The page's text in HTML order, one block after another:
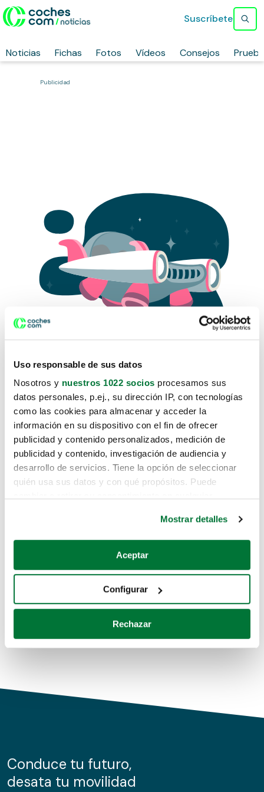
Uso responsable de sus datos
Nosotros y nuestros 1022 socios procesamos sus
datos personales, p.ej., su dirección IP, con tecnologías
como las cookies para almacenar y acceder la
información en su dispositivo con el fin de ofrecer
publicidad y contenido personalizados, medición de
publicidad y contenido, investigación de audiencia y
desarrollo de servicios. Tiene la opción de seleccionar
quién usa sus datos y con qué propósitos. Puede
Si lo permite, también quisiéramos:
Recopilar información sobre su ubicación geográfica
Identificar su dispositivo analizándolo activamente
para buscar características específicas (huellas
Obtenga más información sobre cómo se procesan sus
de cookies.
información sobre el uso que haga del sitio web con
nuestros partners de redes sociales, publicidad y análisis
Mostrar detalles
Aceptar
Configurar
Rechazar
Noticias Fichas Fotos Vídeos Consejos
Suscríbete
Publicidad
Lo sentimos, no sabemos como
te hemos traido hasta aquí.
Pero puedes encontrar el coche que estás
buscando en alguno de estos enlaces:
Coches de segunda mano
Coches de km0
Conduce tu futuro,
desata tu movilidad